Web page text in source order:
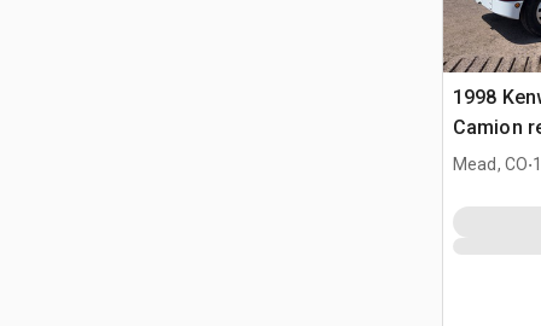
1998
Camion
Mead, CO.